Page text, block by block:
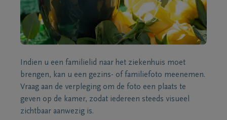
Indien u een familielid naar het ziekenhuis moet
brengen, kan u een gezins- of familiefoto meenemen.
Vraag aan de verpleging om de foto een plaats te
geven op de kamer, zodat iedereen steeds visueel
zichtbaar aanwezig is.